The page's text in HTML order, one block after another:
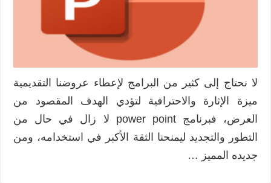
لا نحتاج إلى كثير من البرامج لإعطاء عروضنا التقديمية
ميزة الإثارة والاحترافية لتؤدي الهدف المقصود من
العرض، فبرنامج power point لا زال في حال من
التطور والتجديد ليمنحنا الثقة الأكبر في استخدامه، ومن
جديده المميز …